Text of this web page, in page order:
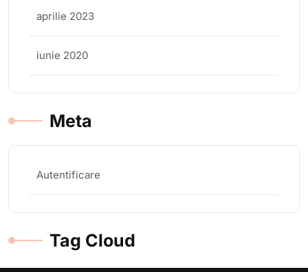
aprilie 2023
iunie 2020
Meta
Autentificare
Tag Cloud